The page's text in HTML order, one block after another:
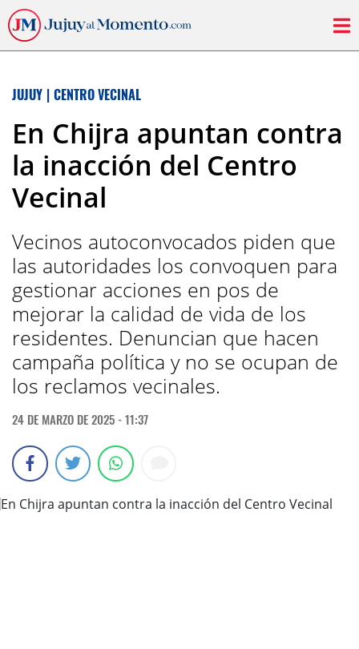
JUJUY | CENTRO VECINAL
En Chijra apuntan contra
la inacción del Centro
Vecinal
Vecinos autoconvocados piden que
las autoridades los convoquen para
gestionar acciones en pos de
mejorar la calidad de vida de los
residentes. Denuncian que hacen
campaña política y no se ocupan de
los reclamos vecinales.
24 DE MARZO DE 2025 - 11:37